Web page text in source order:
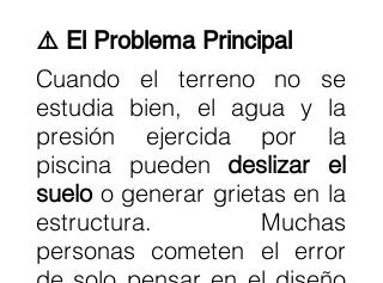
⚠️ El Problema Principal
Cuando el terreno no se
estudia bien, el agua y la
presión ejercida por la
piscina pueden deslizar el
suelo o generar grietas en la
estructura. Muchas
personas cometen el error